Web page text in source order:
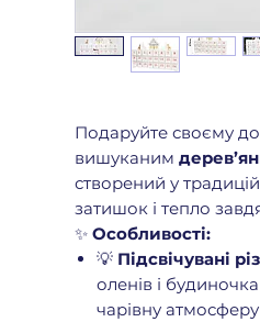
Подаруйте своєму
вишуканим
створений у
затишок і тепло
✨ Особливості:
💡 Підсвічувані
оленів і
чарівну атмосферу